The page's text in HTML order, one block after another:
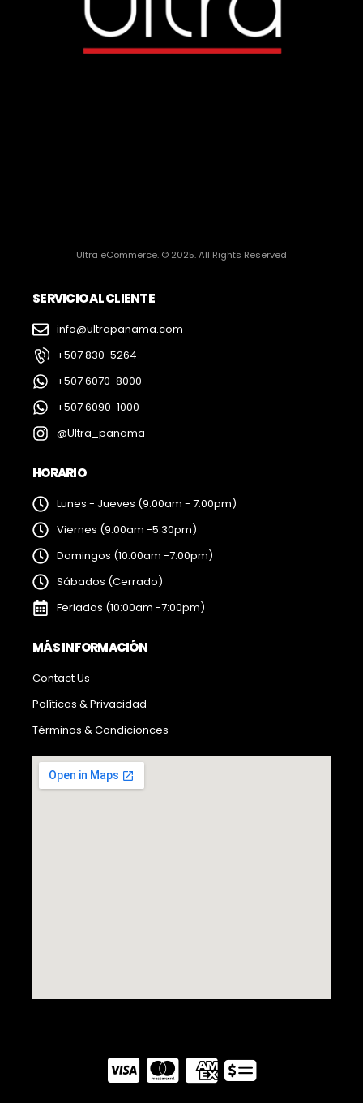
Ultra eCommerce. © 2025. All Rights Reserved
SERVICIO AL CLIENTE
info@ultrapanama.com
+507 830-5264
+507 6070-8000
+507 6090-1000
@Ultra_panama
HORARIO
Lunes - Jueves (9:00am - 7:00pm)
Viernes (9:00am -5:30pm)
Domingos (10:00am -7:00pm)
Sábados (Cerrado)
Feriados (10:00am -7:00pm)
MÁS INFORMACIÓN
Contact Us
Políticas & Privacidad
Términos & Condicionces